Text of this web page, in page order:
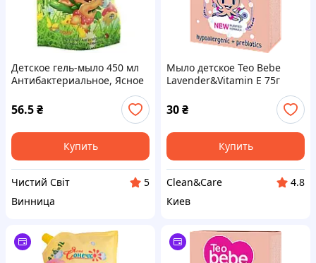
Детское гель-мыло 450 мл
Антибактериальное, Ясное
56.5₴
Купить
Чистий Світ
5
Винница
Мыло детское Teo Bebe
Lavender&Vitamin E 75г
30₴
Купить
Clean&Care
4.8
Киев